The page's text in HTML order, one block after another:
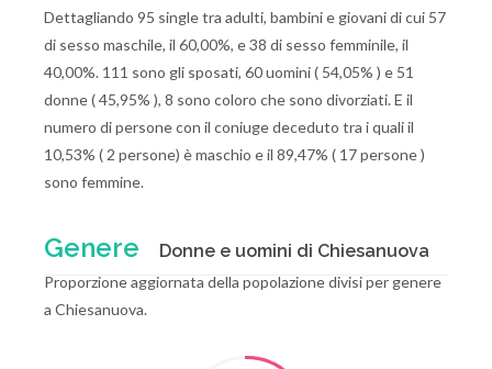
Dettagliando 95 single tra adulti, bambini e giovani di cui 57
di sesso maschile, il 60,00%, e 38 di sesso femminile, il
40,00%. 111 sono gli sposati, 60 uomini ( 54,05% ) e 51
donne ( 45,95% ), 8 sono coloro che sono divorziati. E il
numero di persone con il coniuge deceduto tra i quali il
10,53% ( 2 persone) è maschio e il 89,47% ( 17 persone )
sono femmine.
Genere Donne e uomini di Chiesanuova
Proporzione aggiornata della popolazione divisi per genere
a Chiesanuova.